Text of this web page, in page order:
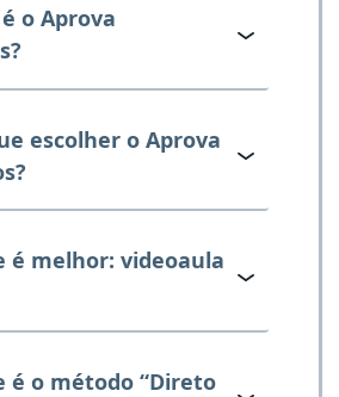
o Aprova
escolher o Aprova
é melhor: videoaula
é o método “Direto